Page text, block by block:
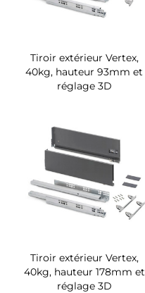
Tiroir extérieur Vertex,
40kg, hauteur 93mm et
réglage 3D
Tiroir extérieur Vertex,
40kg, hauteur 178mm et
réglage 3D